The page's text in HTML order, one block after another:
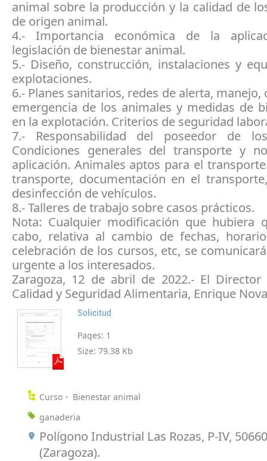
animal sobre la producción y la calidad de
de origen animal.
4.- Importancia económica de la
legislación de bienestar animal.
5.- Diseño, construcción, instalaciones y
explotaciones.
6.- Planes sanitarios, redes de alerta, manejo,
emergencia de los animales y medidas de
en la explotación. Criterios de seguridad
7.- Responsabilidad del poseedor de
Condiciones generales del transporte y
aplicación. Animales aptos para el
transporte, documentación en el
desinfección de vehículos.
8.- Talleres de trabajo sobre casos prácticos.
Nota: Cualquier modificación que hubiera
cabo, relativa al cambio de fechas,
celebración de los cursos, etc, se
urgente a los interesados.
Zaragoza, 12 de abril de 2022.- El Director
Calidad y Seguridad Alimentaria, Enrique
Solicitud
Pages: 1
Size: 79.38 Kb
Curso
Bienestar animal
ganaderia
Polígono Industrial Las Rozas, P-IV,
(Zaragoza).